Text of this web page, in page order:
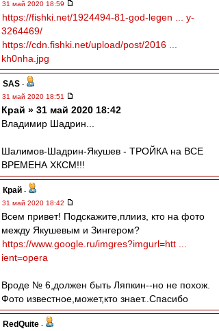
31 май 2020 18:59
https://fishki.net/1924494-81-god-legen ... y-
3264469/
https://cdn.fishki.net/upload/post/2016 ...
kh0nha.jpg
SAS -
31 май 2020 18:51
Край » 31 май 2020 18:42
Владимир Шадрин...
Шалимов-Шадрин-Якушев - ТРОЙКА на ВСЕ
ВРЕМЕНА ХКСМ!!!
Край -
31 май 2020 18:42
Всем привет! Подскажите,плииз, кто на фото
между Якушевым и Зингером?
https://www.google.ru/imgres?imgurl=htt ...
ient=opera
Вроде № 6,должен быть Ляпкин--но не похож.
Фото известное,может,кто знает..Спасибо
RedQuite -